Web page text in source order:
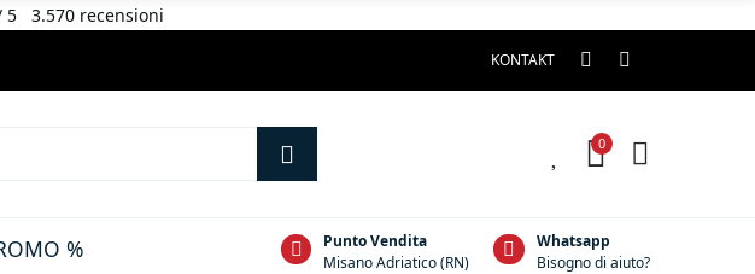
5 3.570 recensioni
KONTAKT
0
%
Punto Vendita
Misano Adriatico (RN)
Whatsapp
Bisogno di aiuto?